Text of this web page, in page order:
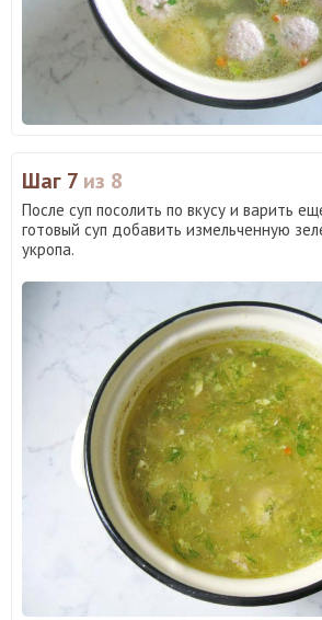
Шаг 7 из 8
После суп посолить по вкусу и варить
готовый суп добавить измельченную
укропа.